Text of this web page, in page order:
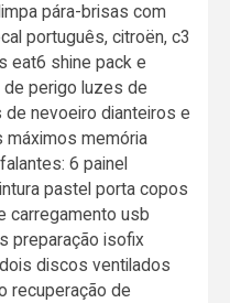
pára-brisas com
português, citroën, c3
eat6 shine pack e
perigo luzes de
nevoeiro dianteiros e
máximos memória
6 painel
pastel porta copos
carregamento usb
preparação isofix
discos ventilados
recuperação de